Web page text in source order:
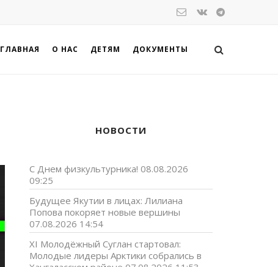
ГЛАВНАЯ О НАС ДЕТЯМ ДОКУМЕНТЫ
НОВОСТИ
С Днем физкультурника! 08.08.2026
09:25
Будущее Якутии в лицах: Лилиана
Попова покоряет новые вершины
07.08.2026 14:54
XI Молодёжный Суглан стартовал:
Молодые лидеры Арктики собрались в